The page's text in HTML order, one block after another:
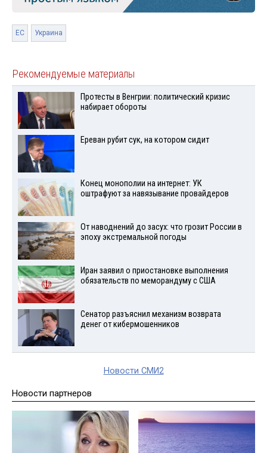
ЕС Украина
Рекомендуемые материалы
Протесты в Венгрии: политический кризис
набирает обороты
Ереван рубит сук, на котором сидит
Конец монополии на интернет: УК
оштрафуют за навязывание провайдеров
От наводнений до засух: что грозит России в
эпоху экстремальной погоды
Иран заявил о приостановке выполнения
обязательств по меморандуму с США
Сенатор разъяснил механизм возврата
денег от кибермошенников
Новости СМИ2
Новости партнеров